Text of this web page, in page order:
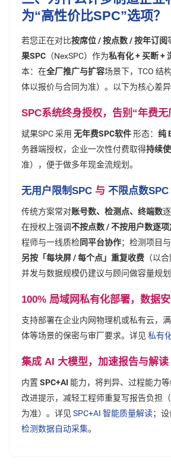
为“高性价比SPC”选项？
若您正在对比按席位 / 按点数 / 按年订阅
果SPC （NexSPC）作为私有化 + 买断 +
本：在全厂推广与扩容场景下，TCO 结
体以报价与合同为准）。以下为核心差异
SPC系统终身授权，告别“年费无
斌果SPC 采用 无年费SPC软件形态： 纯
务器端授权，企业一次性付费取得持续
准），便于做多年现金流规划。
无用户限制SPC 与 不限点数SPC
传统方案常对账号数、检测点、终端数
在授权上强调不按点数 / 不按用户数逐项
程师与一线质检同平台协作；检测项目
另按「每块屏 / 每个点」重复收费 （以
并发与数据规模仍建议与顾问做容量规划
100% 局域网私有化部署，数据
支持部署在企业内网物理机或私有云，
体等场景的保密与审厂要求。详见 私有
集成 AI 大模型，加速报告与解读
内置 SPC+AI 能力，将判异、过程能力
改进提示，减轻工程师重复写报告负担
为准）。详见 SPC+AI 智能质量解读；
检测数据自动采集。